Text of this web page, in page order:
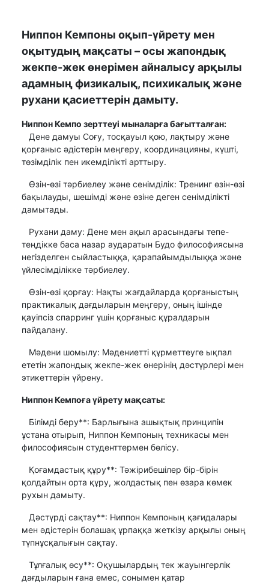
Ниппон Кемпоны оқып-үйрету мен
оқытудың мақсаты – осы жапондық
жекпе-жек өнерімен айналысу арқылы
адамның физикалық, психикалық және
рухани қасиеттерін дамыту.
Ниппон Кемпо зерттеуі мыналарға бағытталған:
Дене дамуы Соғу, тосқауыл қою, лақтыру және
қорғаныс әдістерін меңгеру, координацияны, күшті,
төзімділік пен икемділікті арттыру.
Өзін-өзі тәрбиелеу және сенімділік: Тренинг өзін-өзі
бақылауды, шешімді және өзіне деген сенімділікті
дамытады.
Рухани даму: Дене мен ақыл арасындағы тепе-
теңдікке баса назар аударатын Будо философиясына
негізделген сыйластыққа, қарапайымдылыққа және
үйлесімділікке тәрбиелеу.
Өзін-өзі қорғау: Нақты жағдайларда қорғаныстың
практикалық дағдыларын меңгеру, оның ішінде
қауіпсіз спарринг үшін қорғаныс құралдарын
пайдалану.
Мәдени шомылу: Мәдениетті құрметтеуге ықпал
ететін жапондық жекпе-жек өнерінің дәстүрлері мен
этикеттерін үйрену.
Ниппон Кемпоға үйрету мақсаты:
Білімді беру**: Барлығына ашықтық принципін
ұстана отырып, Ниппон Кемпоның техникасы мен
философиясын студенттермен бөлісу.
Қоғамдастық құру**: Тәжірибешілер бір-бірін
қолдайтын орта құру, жолдастық пен өзара көмек
рухын дамыту.
Дәстүрді сақтау**: Ниппон Кемпоның қағидалары
мен әдістерін болашақ ұрпаққа жеткізу арқылы оның
түпнұсқалығын сақтау.
Тұлғалық өсу**: Оқушылардың тек жауынгерлік
дағдыларын ғана емес, сонымен қатар